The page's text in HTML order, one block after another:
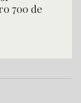
700 de